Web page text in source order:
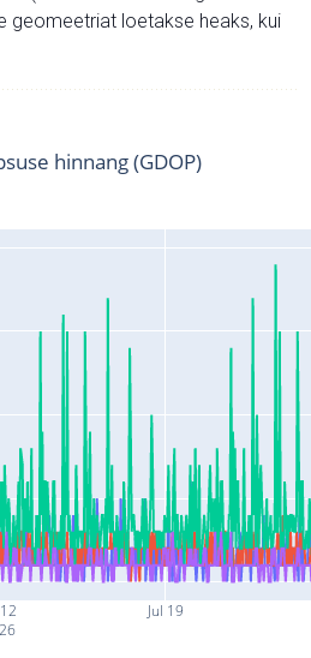
geomeetriat loetakse heaks, kui
Jul 19
hinnang (GDOP)